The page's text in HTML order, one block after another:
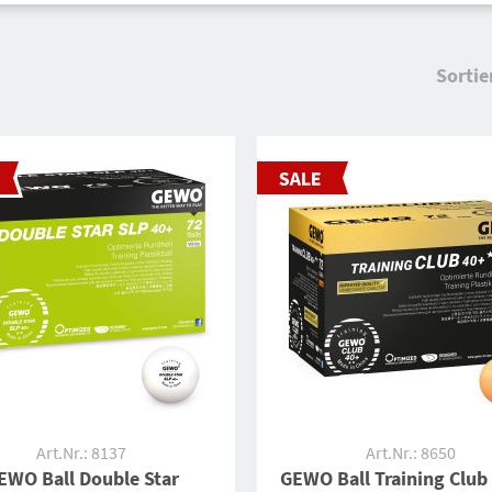
Art.Nr.: 8137
Ball Double Star
Art.Nr.: 8650
GEWO Ball Training